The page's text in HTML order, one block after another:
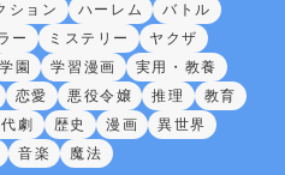
ション ハーレム
バトル
ー ミステリー
ヤクザ
学園 学習漫画
実用・教養
恋愛 悪役令嬢 推理
教育
劇 歴史 漫画
異世界
音楽 魔法